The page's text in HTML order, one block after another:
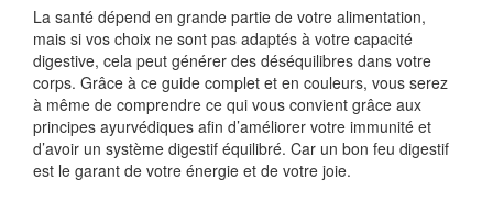
La santé dépend en grande partie de votre alimentation,
mais si vos choix ne sont pas adaptés à votre capacité
digestive, cela peut générer des déséquilibres dans votre
corps. Grâce à ce guide complet et en couleurs, vous serez
à même de comprendre ce qui vous convient grâce aux
principes ayurvédiques afin d’améliorer votre immunité et
d’avoir un système digestif équilibré. Car un bon feu digestif
est le garant de votre énergie et de votre joie.